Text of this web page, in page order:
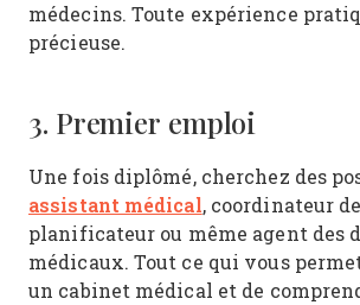
médecins. Toute expérience
précieuse.
3. Premier emploi
Une fois diplômé, cherchez des
assistant médical, coordinateur
planificateur ou même agent des
médicaux. Tout ce qui vous
un cabinet médical et de